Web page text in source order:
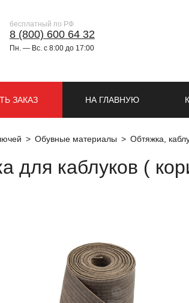
бесплатный по РФ
8 (800) 600 64 32
Пн. — Вс. с 8:00 до 17:00
НА ГЛАВНУЮ
ЗАКАЗ
Обувные материалы Обтяжка,
для каблуков (